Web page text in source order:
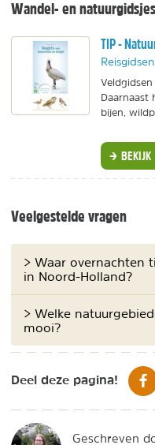
Wandel- en natuurgidsjes
TIP -
Reisgidsen
Daarnaast
bijen,
BEKIJK
Veelgestelde vragen
> Waar overnachten
in Noord-Holland?
> Welke
mooi?
Deel deze pagina!
Geschreven